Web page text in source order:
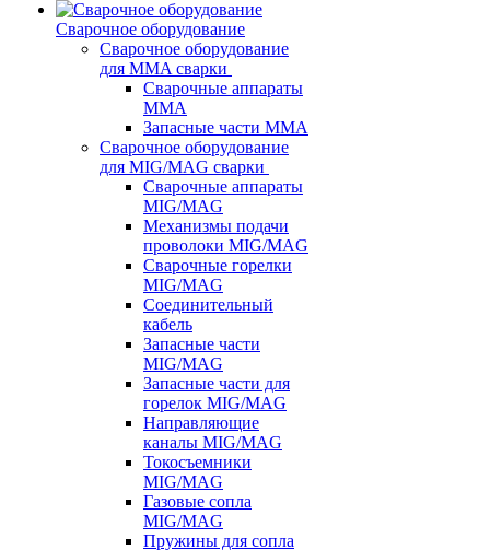
Сварочное оборудование
Сварочное оборудование
для MMA сварки
Сварочные аппараты
MMA
Запасные части MMA
Сварочное оборудование
для MIG/MAG сварки
Сварочные аппараты
MIG/MAG
Механизмы подачи
проволоки MIG/MAG
Сварочные горелки
MIG/MAG
Соединительный
кабель
Запасные части
MIG/MAG
Запасные части для
горелок MIG/MAG
Направляющие
каналы MIG/MAG
Токосъемники
MIG/MAG
Газовые сопла
MIG/MAG
Пружины для сопла